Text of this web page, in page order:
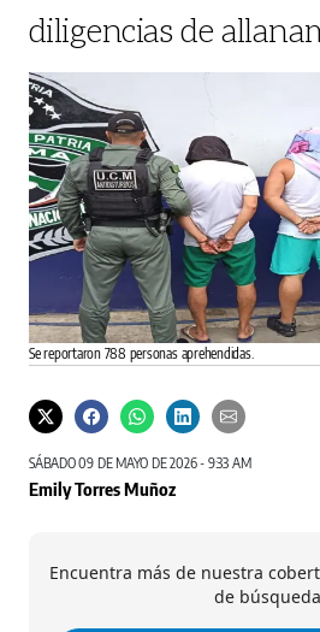
diligencias de
Se reportaron 788 personas aprehendidas.
SÁBADO 09 DE MAYO DE 2026 - 9:33 AM
Emily Torres Muñoz
Encuentra más de nuestra
de